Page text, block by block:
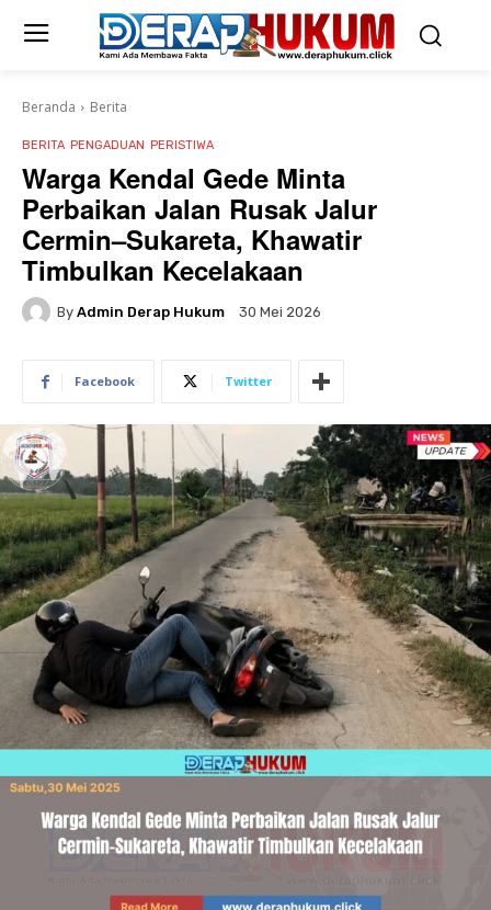
Beranda Berita
BERITA PENGADUAN PERISTIWA
Warga Kendal Gede Minta
Perbaikan Jalan Rusak Jalur
Cermin–Sukareta, Khawatir
Timbulkan Kecelakaan
By Admin Derap Hukum 30 Mei 2026
Facebook Twitter